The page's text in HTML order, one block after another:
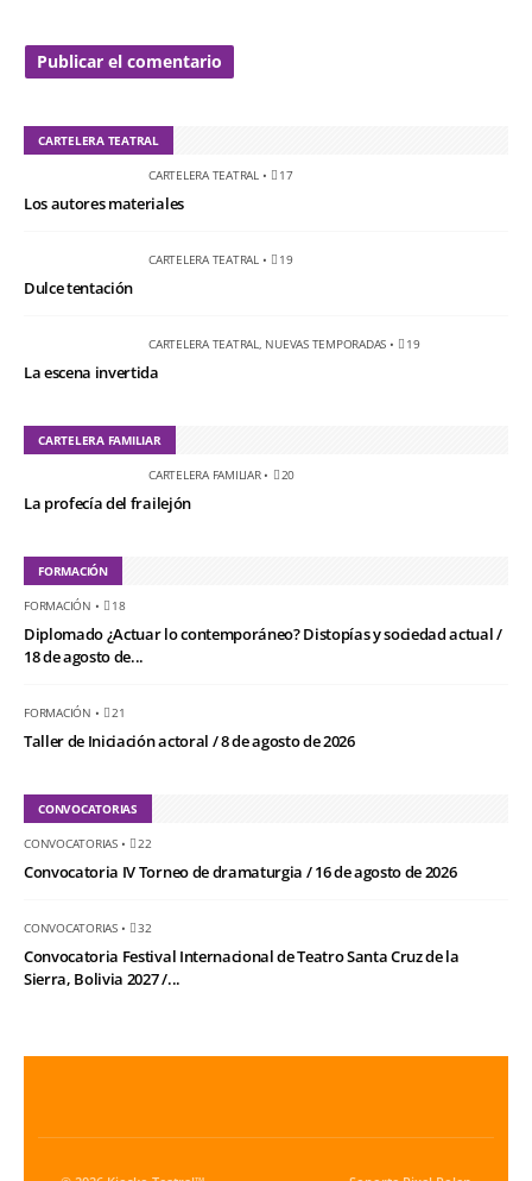
CARTELERA TEATRAL
CARTELERA TEATRAL• 17
Los autores materiales
CARTELERA TEATRAL• 19
Dulce tentación
CARTELERA TEATRAL, NUEVAS TEMPORADAS • 19
La escena invertida
CARTELERA FAMILIAR
CARTELERA FAMILIAR• 20
La profecía del frailejón
FORMACIÓN
FORMACIÓN • 18
Diplomado ¿Actuar lo contemporáneo? Distopías y sociedad actual /
18 de agosto de...
FORMACIÓN • 21
Taller de Iniciación actoral / 8 de agosto de 2026
CONVOCATORIAS
CONVOCATORIAS• 22
Convocatoria IV Torneo de dramaturgia / 16 de agosto de 2026
CONVOCATORIAS• 32
Convocatoria Festival Internacional de Teatro Santa Cruz de la
Sierra, Bolivia 2027 /...